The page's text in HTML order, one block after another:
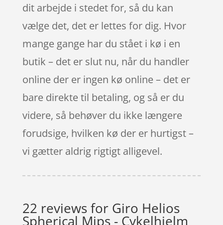
dit arbejde i stedet for, så du kan
vælge det, det er lettes for dig. Hvor
mange gange har du stået i kø i en
butik – det er slut nu, når du handler
online der er ingen kø online – det er
bare direkte til betaling, og så er du
videre, så behøver du ikke længere
forudsige, hvilken kø der er hurtigst –
vi gætter aldrig rigtigt alligevel.
22 reviews for Giro Helios
Spherical Mips - Cykelhjelm